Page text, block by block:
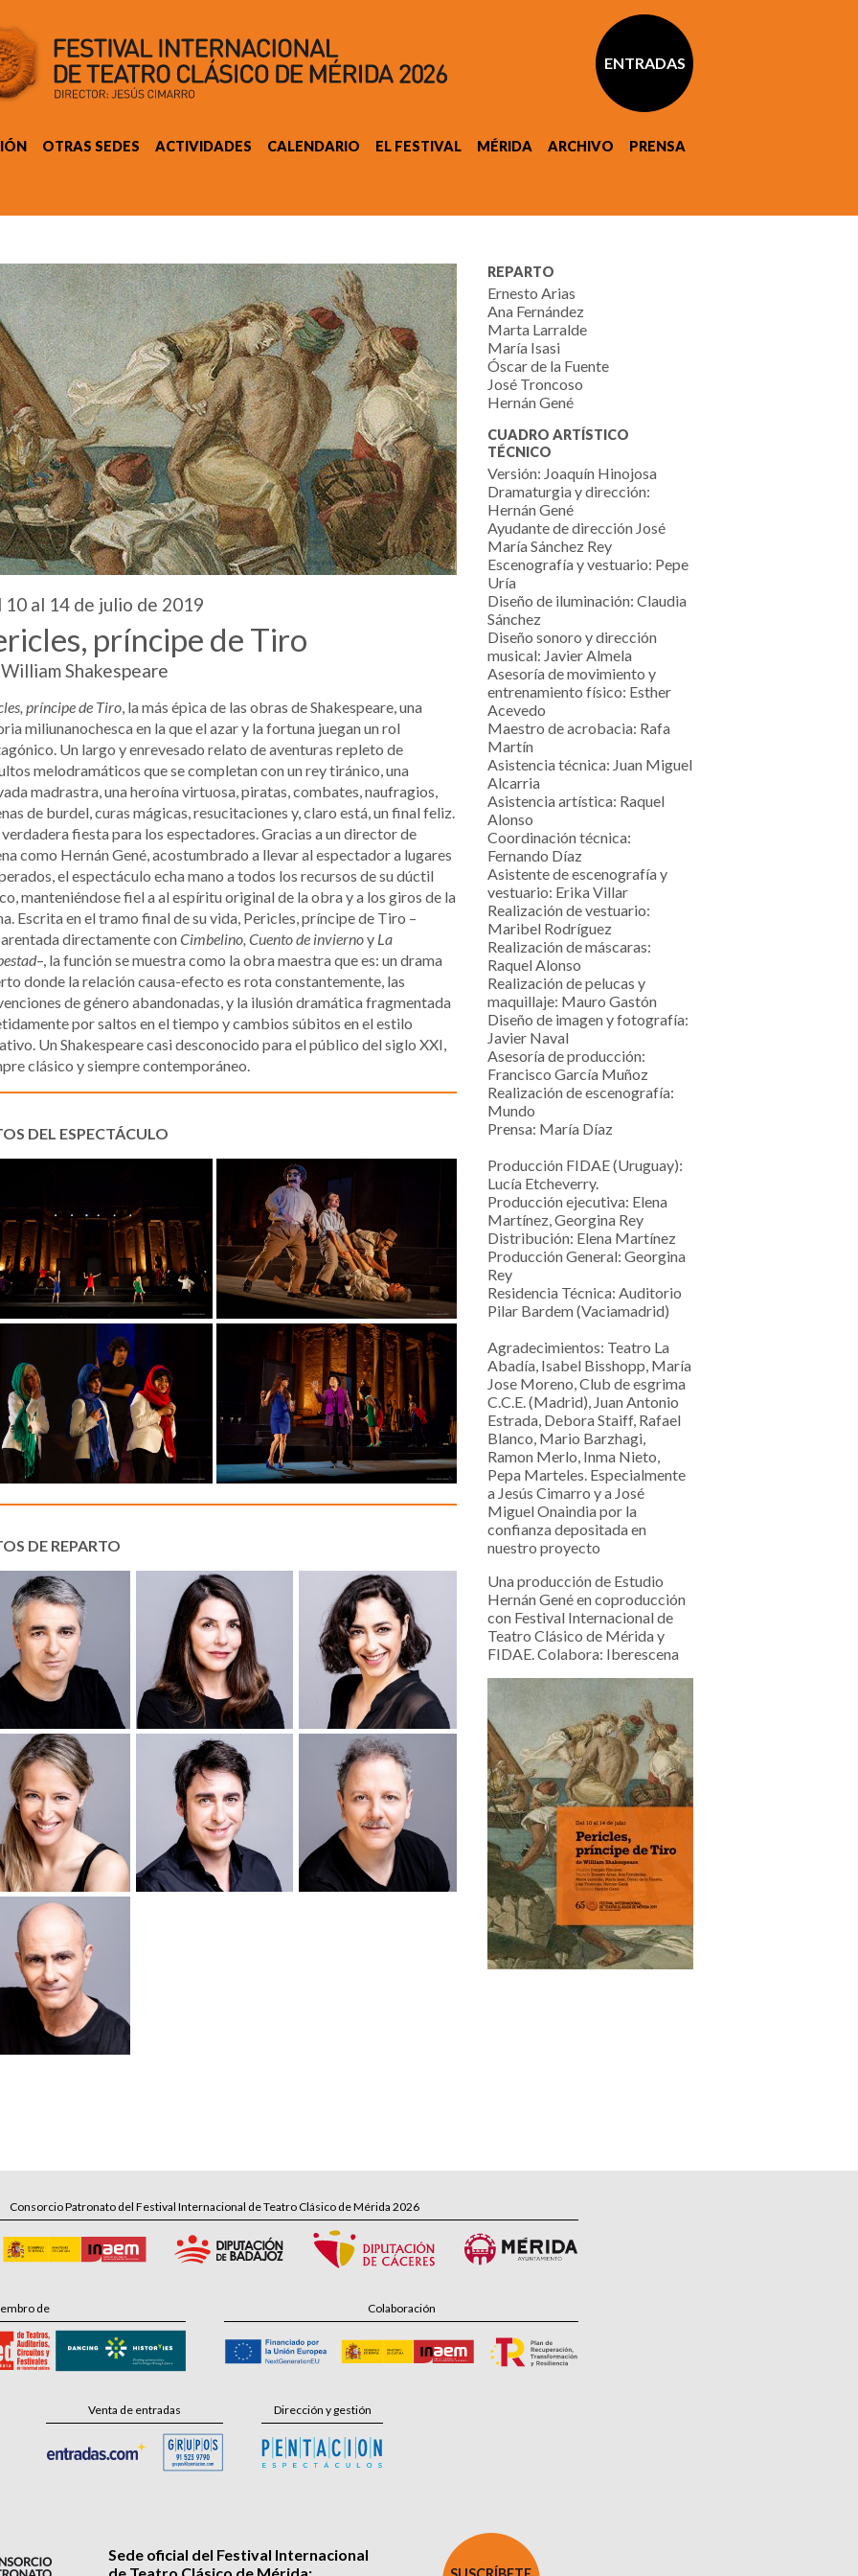
ENTRADAS
OTRAS SEDES ACTIVIDADES CALENDARIO EL FESTIVAL MÉRIDA ARCHIVO PRENSA
10 al 14 de julio de 2019
príncipe de Tiro
Shakespeare
príncipe de Tiro , la más épica de las obras de Shakespeare, una
miliunanochesca en la que el azar y la fortuna juegan un rol
Un largo y enrevesado relato de aventuras repleto de
melodramáticos que se completan con un rey tiránico, una
madrastra, una heroína virtuosa, piratas, combates, naufragios,
de burdel, curas mágicas, resucitaciones y, claro está, un final feliz.
fiesta para los espectadores. Gracias a un director de
como Hernán Gené, acostumbrado a llevar al espectador a lugares
el espectáculo echa mano a todos los recursos de su dúctil
manteniéndose fiel a al espíritu original de la obra y a los giros de la
Escrita en el tramo final de su vida, Pericles, príncipe de Tiro –
directamente conCimbelino, Cuento de inviernoy La
–, la función se muestra como la obra maestra que es: un drama
donde la relación causa-efecto es rota constantemente, las
de género abandonadas, y la ilusión dramática fragmentada
por saltos en el tiempo y cambios súbitos en el estilo
Un Shakespeare casi desconocido para el público del siglo XXI,
clásico y siempre contemporáneo.
DEL ESPECTÁCULO
DE REPARTO
REPARTO
Ernesto Arias
Ana Fernández
Marta Larralde
María Isasi
Óscar de la Fuente
José Troncoso
Hernán Gené
CUADRO ARTÍSTICO
TÉCNICO
Versión: Joaquín Hinojosa
Dramaturgia y dirección:
Hernán Gené
Ayudante de dirección José
María Sánchez Rey
Escenografía y vestuario: Pepe
Uría
Diseño de iluminación: Claudia
Sánchez
Diseño sonoro y dirección
musical: Javier Almela
Asesoría de movimiento y
entrenamiento físico: Esther
Acevedo
Maestro de acrobacia: Rafa
Martín
Asistencia técnica: Juan Miguel
Alcarria
Asistencia artística: Raquel
Alonso
Coordinación técnica:
Fernando Díaz
Asistente de escenografía y
vestuario: Erika Villar
Realización de vestuario:
Maribel Rodríguez
Realización de máscaras:
Raquel Alonso
Realización de pelucas y
maquillaje: Mauro Gastón
Diseño de imagen y fotografía:
Javier Naval
Asesoría de producción:
Francisco García Muñoz
Realización de escenografía:
Mundo
Prensa: María Díaz
Producción FIDAE (Uruguay):
Lucía Etcheverry.
Producción ejecutiva: Elena
Martínez, Georgina Rey
Distribución: Elena Martínez
Producción General: Georgina
Rey
Residencia Técnica: Auditorio
Pilar Bardem (Vaciamadrid)
Agradecimientos: Teatro La
Abadía, Isabel Bisshopp, María
Jose Moreno, Club de esgrima
C.C.E. (Madrid), Juan Antonio
Estrada, Debora Staiff, Rafael
Blanco, Mario Barzhagi,
Ramon Merlo, Inma Nieto,
Pepa Marteles. Especialmente
a Jesús Cimarro y a José
Miguel Onaindia por la
confianza depositada en
nuestro proyecto
Una producción de Estudio
Hernán Gené en coproducción
con Festival Internacional de
Teatro Clásico de Mérida y
FIDAE. Colabora: Iberescena
Consorcio Patronato del Festival Internacional de Teatro Clásico de Mérida 2026
de Colaboración
Venta de entradas Dirección y gestión
Sede oficial del Festival Internacional